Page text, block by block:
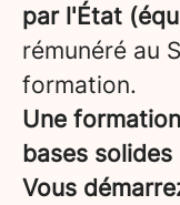
par l'État
rémunéré au
formation.
Une
bases solides
Vous